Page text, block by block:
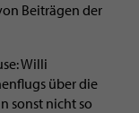
Beiträgen der
Willi
über die
sonst nicht so